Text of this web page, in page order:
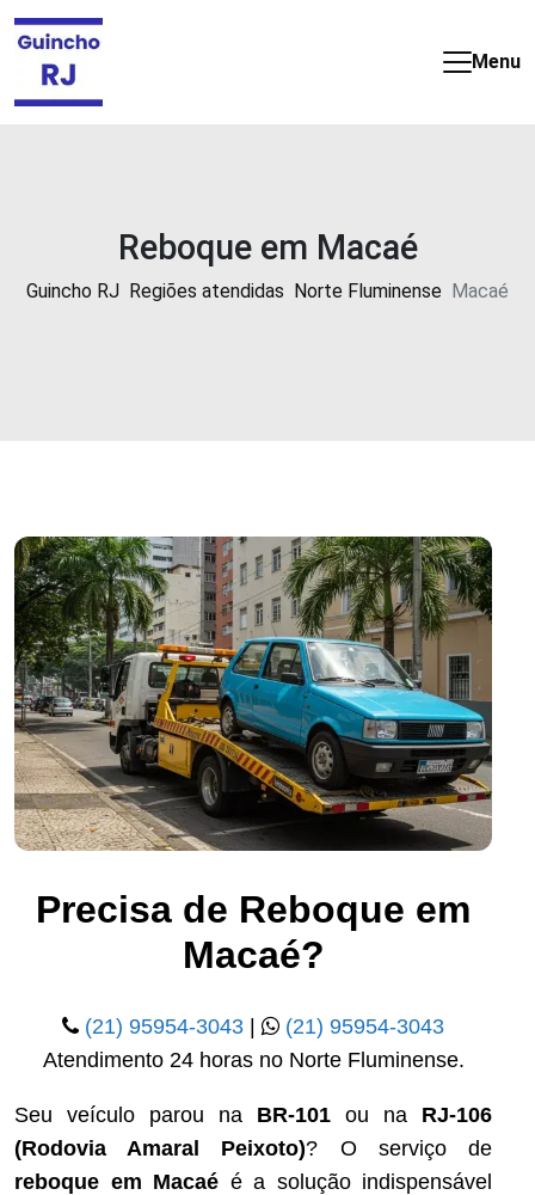
Guincho
no
Rio
de
Menu
Reboque em Macaé
Guincho RJ Regiões atendidas Norte Fluminense Macaé
Precisa de Reboque em
Macaé?
(21) 95954-3043 |
(21) 95954-3043
Atendimento 24 horas no Norte Fluminense.
Seu veículo parou na BR-101 ou na RJ-106
(Rodovia Amaral Peixoto)? O serviço de
reboque em Macaé é a solução indispensável